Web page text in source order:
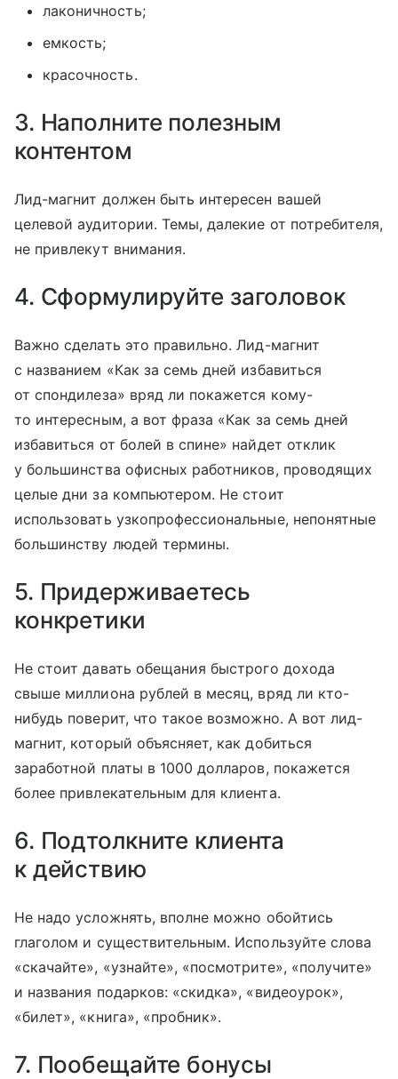
лаконичность;
емкость;
красочность.
3. Наполните полезным
контентом
Лид-магнит должен быть интересен вашей
целевой аудитории. Темы, далекие от потребителя,
не привлекут внимания.
4. Сформулируйте заголовок
Важно сделать это правильно. Лид-магнит
с названием «Как за семь дней избавиться
от спондилеза» вряд ли покажется кому-
то интересным, а вот фраза «Как за семь дней
избавиться от болей в спине» найдет отклик
у большинства офисных работников, проводящих
целые дни за компьютером. Не стоит
использовать узкопрофессиональные, непонятные
большинству людей термины.
5. Придерживаетесь
конкретики
Не стоит давать обещания быстрого дохода
свыше миллиона рублей в месяц, вряд ли кто-
нибудь поверит, что такое возможно. А вот лид-
магнит, который объясняет, как добиться
заработной платы в 1000 долларов, покажется
более привлекательным для клиента.
6. Подтолкните клиента
к действию
Не надо усложнять, вполне можно обойтись
глаголом и существительным. Используйте слова
«скачайте», «узнайте», «посмотрите», «получите»
и названия подарков: «скидка», «видеоурок»,
«билет», «книга», «пробник».
7. Пообещайте бонусы